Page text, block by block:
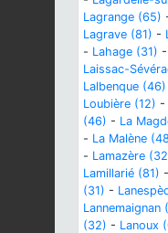
Lagrange (65)
Lagrave (81) -
- Lahage (31) -
Laissac-
Lalbenque (46)
Loubière (12) -
(46) - La
- La Malène
- Lamazère
Lamillarié (81) -
(31) -
Lannemaignan
(32) - Lanoux